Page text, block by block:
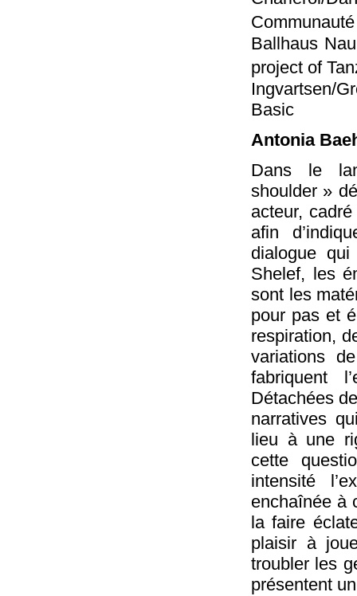
Ballhaus
project of
Ingvartsen/
Basic
Antonia
Dans le
shoulder »
acteur,
afin
dialogue qui
Shelef, les
sont les
pour pas et
respiration,
variations
fabriquent
Détachées
narratives
lieu à une
cette
intensité
enchaînée à
la faire
plaisir à
troubler les
présentent